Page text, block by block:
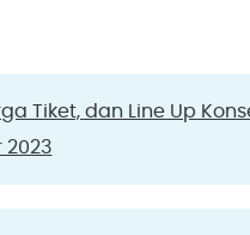
Tiket, dan Line Up
2023